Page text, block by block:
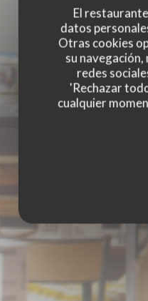
El
datos
Otras cookies
su
redes
'Rechazar
cualquier